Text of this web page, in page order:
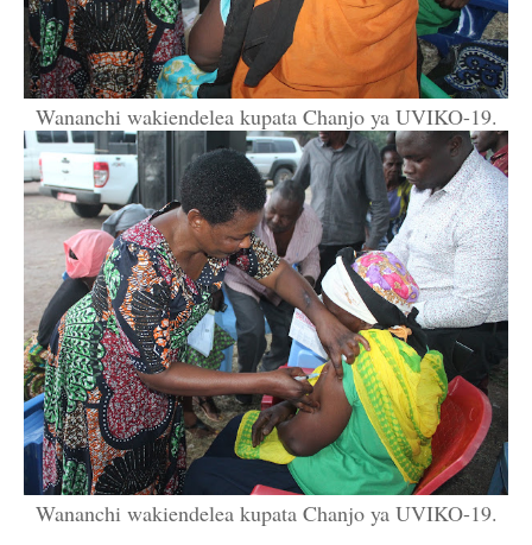
Wananchi wakiendelea kupata Chanjo ya UVIKO-19.
Wananchi wakiendelea kupata Chanjo ya UVIKO-19.